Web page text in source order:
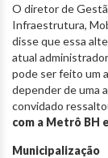
O diretor de
Infraestrutura,
disse que essa
atual
pode ser feito um
depender de uma
convidado
com a Metrô BH
Municipalização